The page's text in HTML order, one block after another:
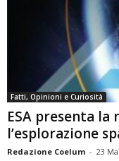
Fatti, Opinioni e Curiosità
ESA presenta la
l’esplorazione
Redazione Coelum - 23